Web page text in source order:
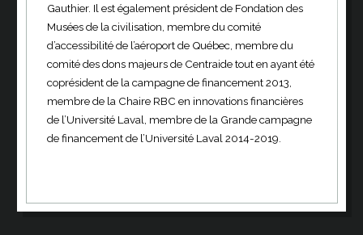
Gauthier. Il est également président de Fondation des
Musées de la civilisation, membre du comité
d’accessibilité de l’aéroport de Québec, membre du
comité des dons majeurs de Centraide tout en ayant été
coprésident de la campagne de financement 2013,
membre de la Chaire RBC en innovations financières
de l’Université Laval, membre de la Grande campagne
de financement de l’Université Laval 2014-2019.